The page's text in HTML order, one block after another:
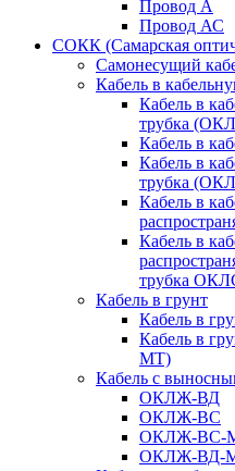
Провод А
Провод АС
СОКК (Самарская
Самонесущий
Кабель в
Кабель в
трубка
Кабель в
Кабель в
трубка
Кабель в
Кабель в
трубка
Кабель в грунт
Кабель в
Кабель в
МТ)
Кабель с
ОКЛЖ-ВД
ОКЛЖ-ВС
ОКЛЖ-ВС-
ОКЛЖ-ВД-